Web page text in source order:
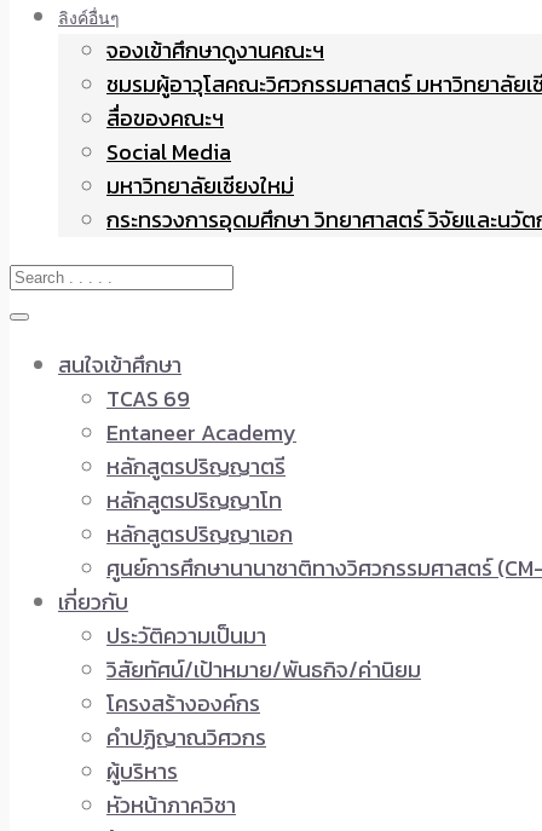
ลิงค์อื่นๆ
จองเข้าศึกษาดูงานคณะฯ
ชมรมผู้อาวุโสคณะวิศวกรรมศาสตร์ มหาวิทยาลัยเ
สื่อของคณะฯ
Social Media
มหาวิทยาลัยเชียงใหม่
กระทรวงการอุดมศึกษา วิทยาศาสตร์ วิจัยและนวั
สนใจเข้าศึกษา
TCAS 69
Entaneer Academy
หลักสูตรปริญญาตรี
หลักสูตรปริญญาโท
หลักสูตรปริญญาเอก
ศูนย์การศึกษานานาชาติทางวิศวกรรมศาสตร์
เกี่ยวกับ
ประวัติความเป็นมา
วิสัยทัศน์/เป้าหมาย/พันธกิจ/ค่านิยม
โครงสร้างองค์กร
คำปฏิญาณวิศวกร
ผู้บริหาร
หัวหน้าภาควิชา